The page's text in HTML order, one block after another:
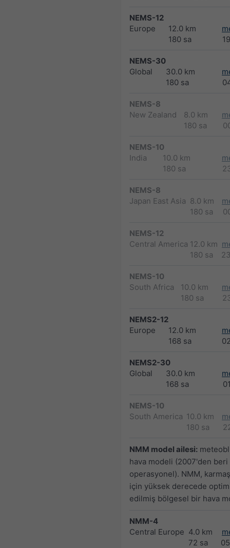
NEMS-12
Europe
12.0 km
180 sa
NEMS-30
Global
30.0 km
180 sa
NEMS-8
New Zealand
8.0 km
180 sa
NEMS-10
India
10.0 km
180 sa
NEMS-8
Japan East Asia 8.0 km
180 sa
NEMS-12
Central America 12.0 km
180 sa
NEMS-10
South Africa
10.0 km
180 sa
NEMS2-12
Europe
12.0 km
168 sa
NEMS2-30
Global
30.0 km
168 sa
NEMS-10
South America 10.0 km
180 sa
NMM model ailesi:
hava modeli (2007'den beri
operasyonel). NMM,
için yüksek derecede
edilmiş bölgesel bir hava
NMM-4
Central Europe 4.0 km
72 sa